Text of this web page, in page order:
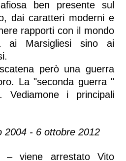
ben presente sul
dai caratteri moderni e
rapporti con il mondo
ai Marsigliesi sino ai
però una guerra
La "seconda guerra "
Vediamone i principali
2004 - 6 ottobre 2012
viene arrestato Vito